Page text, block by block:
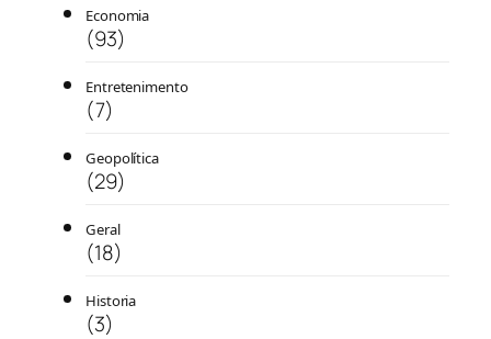
Economia
(93)
Entretenimento
(7)
Geopolítica
(29)
Geral
(18)
Historia
(3)